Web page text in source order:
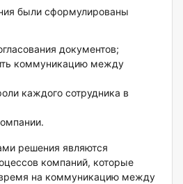
были сформулированы
документов;
коммуникацию между
каждого сотрудника в
решения являются
компаний, которые
время на коммуникацию между